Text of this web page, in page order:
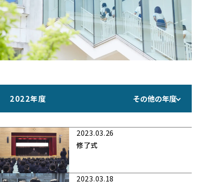
2022年度 その他の年度
2023.03.26
修了式
2023.03.18